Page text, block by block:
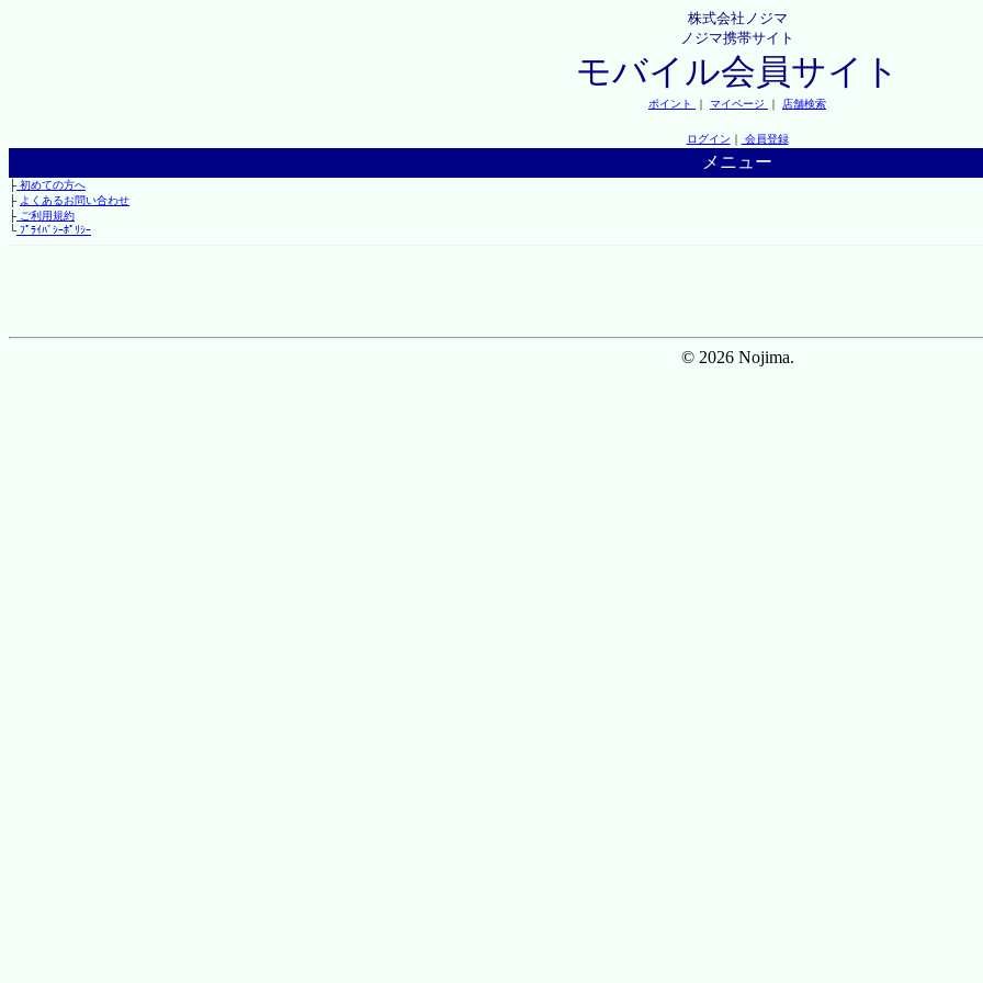
株式会社ノジマ
ノジマ携帯サイト
モバイル会員サイト
ポイント ｜ マイページ ｜ 店舗検索
ログイン ｜ 会員登録
メニュー
├初めての方へ
├ よくあるお問い合わせ
├ご利用規約
└ﾌﾟﾗｲﾊﾞｼｰﾎﾟﾘｼｰ
© 2026 Nojima.